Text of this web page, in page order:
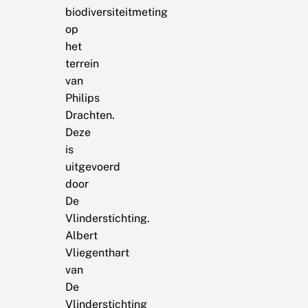
biodiversiteitmeting
op
het
terrein
van
Philips
Drachten.
Deze
is
uitgevoerd
door
De
Vlinderstichting.
Albert
Vliegenthart
van
De
Vlinderstichting